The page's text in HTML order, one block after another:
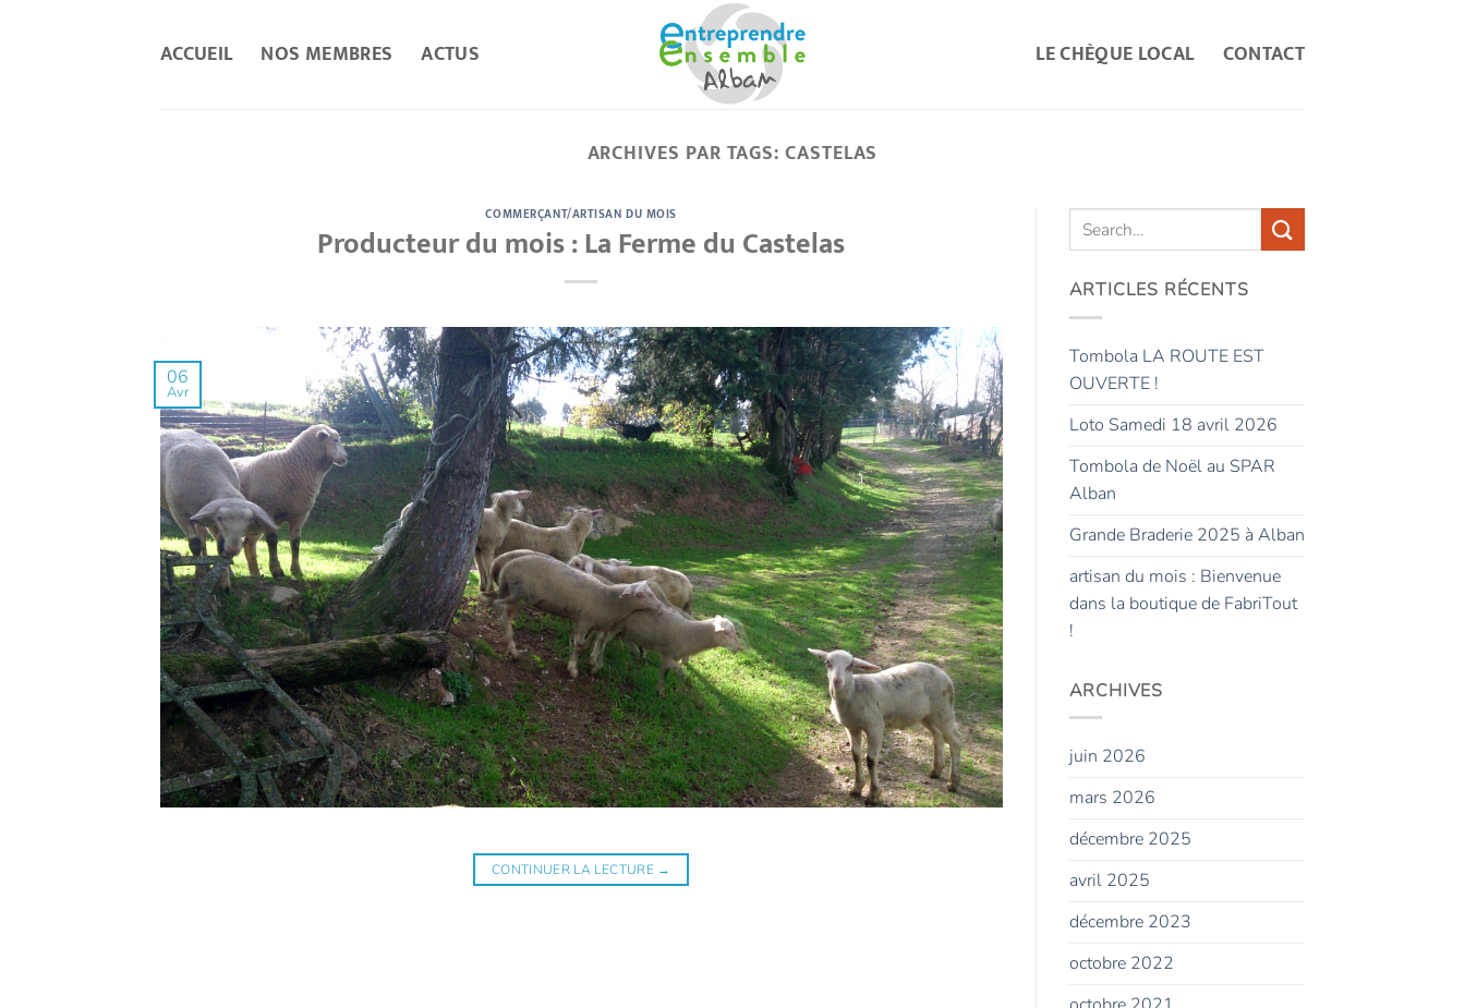
ACCUEIL NOS MEMBRES ACTUS LE CHÈQUE LOCAL CONTACT
ARCHIVES PAR TAGS:CASTELAS
COMMERÇANT/ARTISAN DU MOIS
Producteur du mois : La Ferme du Castelas
06
Avr
CONTINUER LA LECTURE →
ARTICLES RÉCENTS
Tombola LA ROUTE EST
OUVERTE !
Loto Samedi 18 avril 2026
Tombola de Noël au SPAR
Alban
Grande Braderie 2025 à Alban
artisan du mois : Bienvenue
dans la boutique de FabriTout
!
ARCHIVES
juin 2026
mars 2026
décembre 2025
avril 2025
décembre 2023
octobre 2022